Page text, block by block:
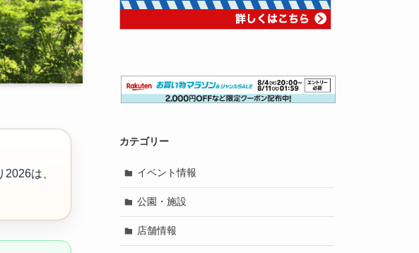
は、
カテゴリー
イベント情報
公園・施設
店舗情報